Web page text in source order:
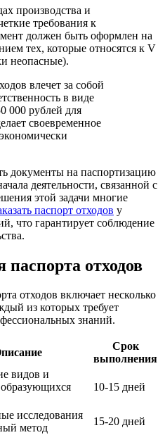
производства и
требования к
должен быть оформлен на
тех, которые относятся к V
неопасные).
влечет за собой
в виде
000 рублей для
своевременное
документы на паспортизацию
деятельности, связанной с
этой задачи многие
паспорт отходов у
что гарантирует соблюдение
отходов
отходов включает несколько
из которых требует
знаний.
Срок
выполнения
видов и
образующихся
10-15 дней
исследования
метод
15-20 дней